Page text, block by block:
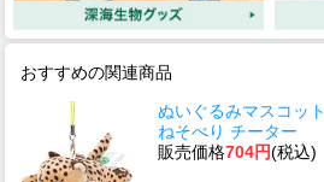
おすすめの関連商品
ぬいぐるみマスコット
ねそべり チーター
販売価格704円(税込)